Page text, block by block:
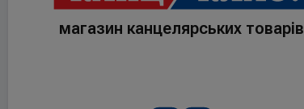
магазин канцелярських товарів